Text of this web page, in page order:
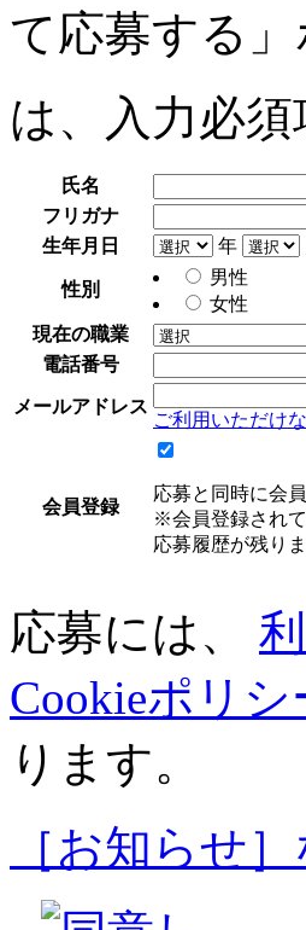
て応募する
は、入力必須
氏名
フリガナ
生年月日
年
性別
男性
女性
現在の職業
電話番号
メールアドレス
ご利用いただけ
会員登録
応募と同時に会
※会員登録され
応募履歴が残りま
応募には、
Cookieポリシ
ります。
［お知らせ